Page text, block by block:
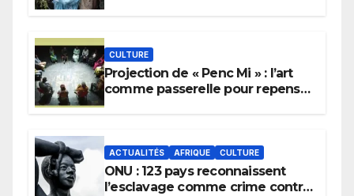
CULTURE
Projection de « Penc Mi » : l’art
comme passerelle pour repenser
ACTUALITÉS AFRIQUE CULTURE
ONU : 123 pays reconnaissent
l’esclavage comme crime contre